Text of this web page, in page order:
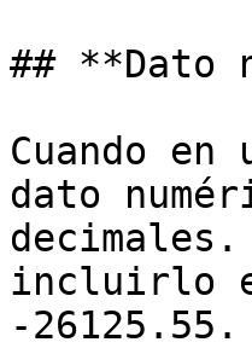
## **Dato
Cuando
dato
incluirlo
-26125.55.